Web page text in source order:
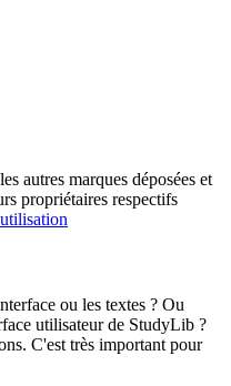
autres marques déposées et
propriétaires respectifs
ou les textes ? Ou
utilisateur de StudyLib ?
C'est très important pour